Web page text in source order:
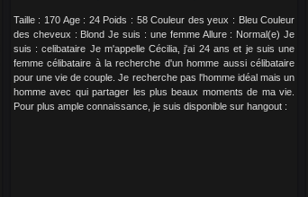
Taille : 170 Age : 24 Poids : 58 Couleur des yeux : Bleu Couleur
des cheveux : Blond Je suis : une femme Allure : Normal(e) Je
suis : celibataire Je m'appelle Cécilia, j'ai 24 ans et je suis une
femme célibataire à la recherche d'un homme aussi célibataire
pour une vie de couple. Je recherche pas l'homme idéal mais un
homme avec qui partager les plus beaux moments de ma vie.
Pour plus ample connaissance, je suis disponible sur hangout :